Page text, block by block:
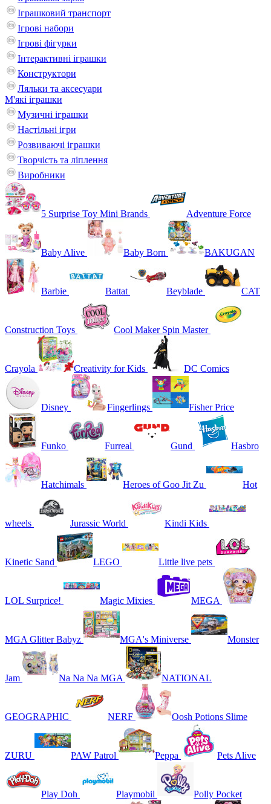
Іграшковий транспорт
Ігрові набори
Ігрові фігурки
Інтерактивні іграшки
Конструктори
Ляльки та аксесуари
М'які іграшки
Музичні іграшки
Настільні iгри
Розвиваючі іграшки
Творчість та ліплення
Виробники
5 Surprise Toy Mini Brands Adventure Force
Baby Alive Baby Born BAKUGAN
Barbie Battat Beyblade CAT
Construction Toys Cool Maker Spin Master
Crayola Creativity for Kids DC Comics
Disney Fingerlings Fisher Price
Funko Furreal Gund Hasbro
Hatchimals Heroes of Goo Jit Zu Hot
wheels Jurassic World Kindi Kids
Kinetic Sand LEGO Little live pets
LOL Surprice! Magic Mixies MEGA
MGA Glitter Babyz MGA's Miniverse Monster
Jam Na Na Na MGA NATIONAL
GEOGRAPHIC NERF Oosh Potions Slime
ZURU PAW Patrol Peppa Pets Alive
Play Doh Playmobil Polly Pocket